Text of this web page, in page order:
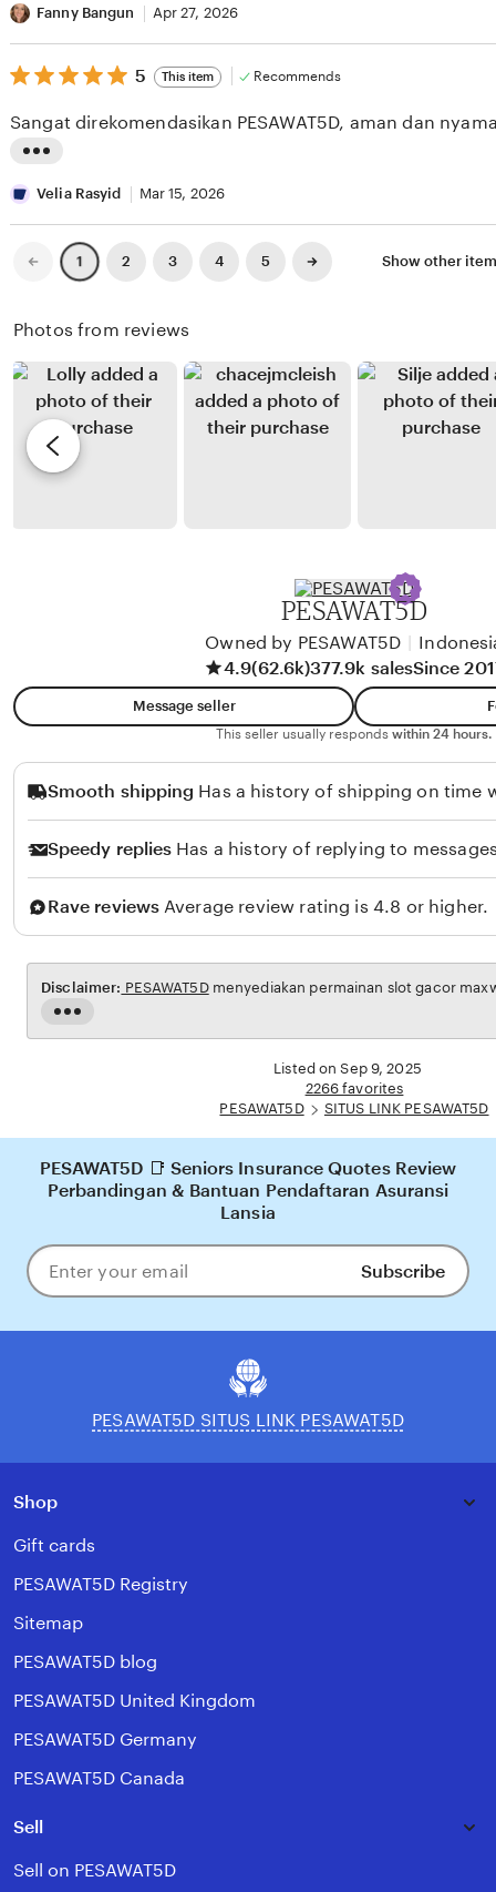
b
y
A
y
T
a
n
r
e
v
e
b
y
v
S
i
l
i
s
t
n
r
e
y
F
a
n
Fanny Bangun Apr 27, 2026
5
out
5
stars
5 This item Recommends
i
s
e
i
R
a
s
y
i
d
Sangat direkomendasikan PESAWAT5D, aman dan
Velia Rasyid Mar 15, 2026
Previous
page
1 2 3 4 5
Next
page
Show other
Photos from reviews
PESAWAT5D
Owned by PESAWAT5D
4.9(62.6k)377.9k salesSince
Message seller
This seller usually responds within 24 hours.
Smooth shipping Has a history of shipping on time
Speedy replies Has a history of replying to
Rave reviews Average review rating is 4.8 or higher.
Read
the
Disclaimer: PESAWAT5Dmenyediakan permainan slot gacor
Listed on Sep 9, 2025
2266 favorites
PESAWAT5D
SITUS LINK PESAWAT5D
PESAWAT5D 📑 Seniors Insurance Quotes Review
Perbandingan & Bantuan Pendaftaran Asuransi
Lansia
Enter
your
Subscribe
PESAWAT5D SITUS LINK PESAWAT5D
Shop
Gift cards
PESAWAT5D Registry
Sitemap
PESAWAT5D blog
PESAWAT5D United Kingdom
PESAWAT5D Germany
PESAWAT5D Canada
Sell
Sell on PESAWAT5D